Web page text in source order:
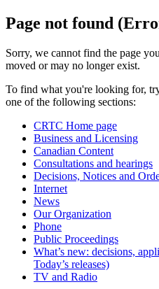
Page not found
Sorry, we cannot find the page
moved or may no longer exist.
To find what you're looking for,
one of the following sections:
CRTC Home page
Business and Licensing
Canadian Content
Consultations and hearings
Decisions, Notices and
Internet
News
Our Organization
Phone
Public Proceedings
What’s new: decisions,
Today’s releases)
TV and Radio